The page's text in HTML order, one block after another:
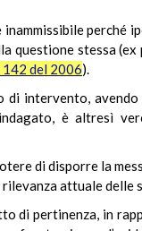
perché
questione stessa (ex
142 del 2006).
intervento,
è altresì
di disporre la
attuale delle
di pertinenza, in